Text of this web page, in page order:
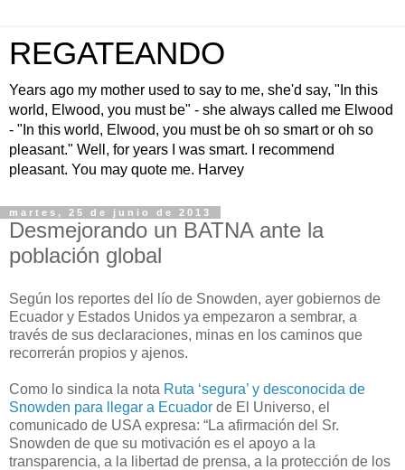
REGATEANDO
Years ago my mother used to say to me, she'd say, "In this
world, Elwood, you must be" - she always called me Elwood
- "In this world, Elwood, you must be oh so smart or oh so
pleasant." Well, for years I was smart. I recommend
pleasant. You may quote me. Harvey
martes, 25 de junio de 2013
Desmejorando un BATNA ante la
población global
Según los reportes del lío de Snowden, ayer gobiernos de
Ecuador y Estados Unidos ya empezaron a sembrar, a
través de sus declaraciones, minas en los caminos que
recorrerán propios y ajenos.
Como lo sindica la nota Ruta ‘segura’ y desconocida de
Snowden para llegar a Ecuador de El Universo, el
comunicado de USA expresa: “La afirmación del Sr.
Snowden de que su motivación es el apoyo a la
transparencia, a la libertad de prensa, a la protección de los